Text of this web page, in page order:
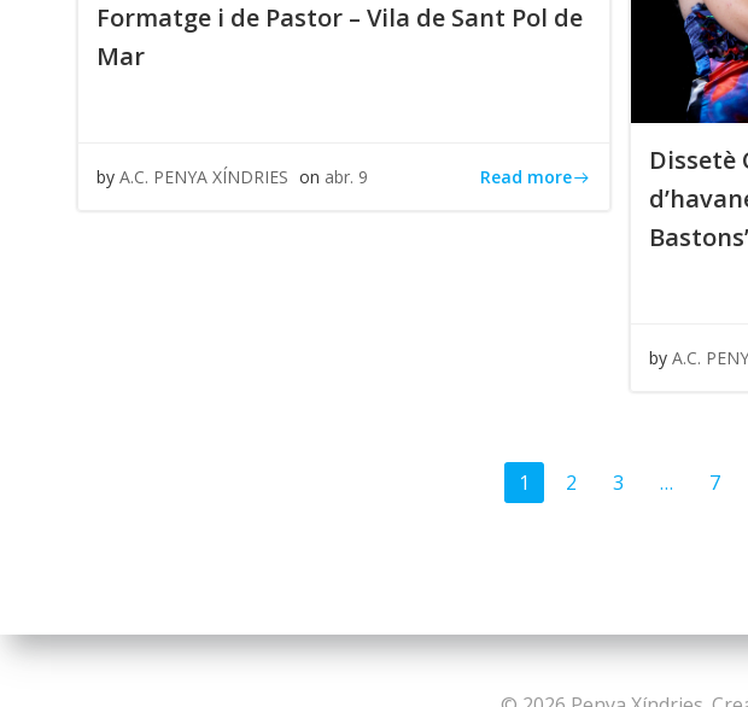
Formatge i de Pastor – Vila de Sant Pol de
Mar
by A.C. PENYA XÍNDRIES on abr. 9 Read more
Dissetè
by A.C.
Posts
Page
1 Page
2 Page
3 … Page
7